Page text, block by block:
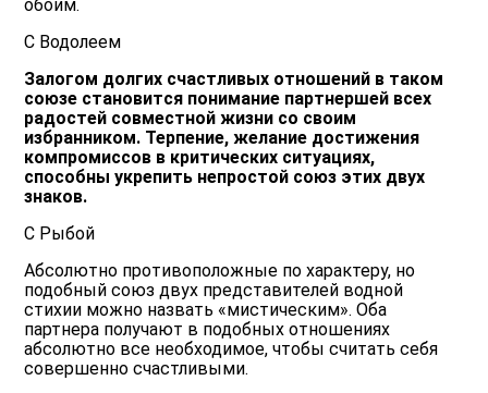
обоим.
С Водолеем
Залогом долгих счастливых отношений в таком
союзе становится понимание партнершей всех
радостей совместной жизни со своим
избранником. Терпение, желание достижения
компромиссов в критических ситуациях,
способны укрепить непростой союз этих двух
знаков.
С Рыбой
Абсолютно противоположные по характеру, но
подобный союз двух представителей водной
стихии можно назвать «мистическим». Оба
партнера получают в подобных отношениях
абсолютно все необходимое, чтобы считать себя
совершенно счастливыми.